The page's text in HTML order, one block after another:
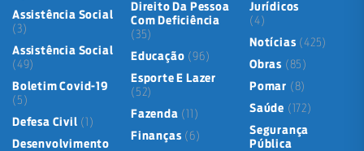
Assistência Social
(3)
Assistência Social
(49)
Boletim Covid-19
(5)
Defesa Civil (1)
Desenvolvimento
Direito Da Pessoa
Com Deficiência
(35)
Educação (96)
Esporte E Lazer
(52)
Fazenda (11)
Finanças (6)
Jurídicos
(4)
Notícias (425)
Obras (85)
Pomar (8)
Saúde (172)
Segurança
Pública